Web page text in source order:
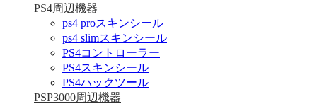
PS4周辺機器
ps4 proスキンシール
ps4 slimスキンシール
PS4コントローラー
PS4スキンシール
PS4ハックツール
PSP3000周辺機器